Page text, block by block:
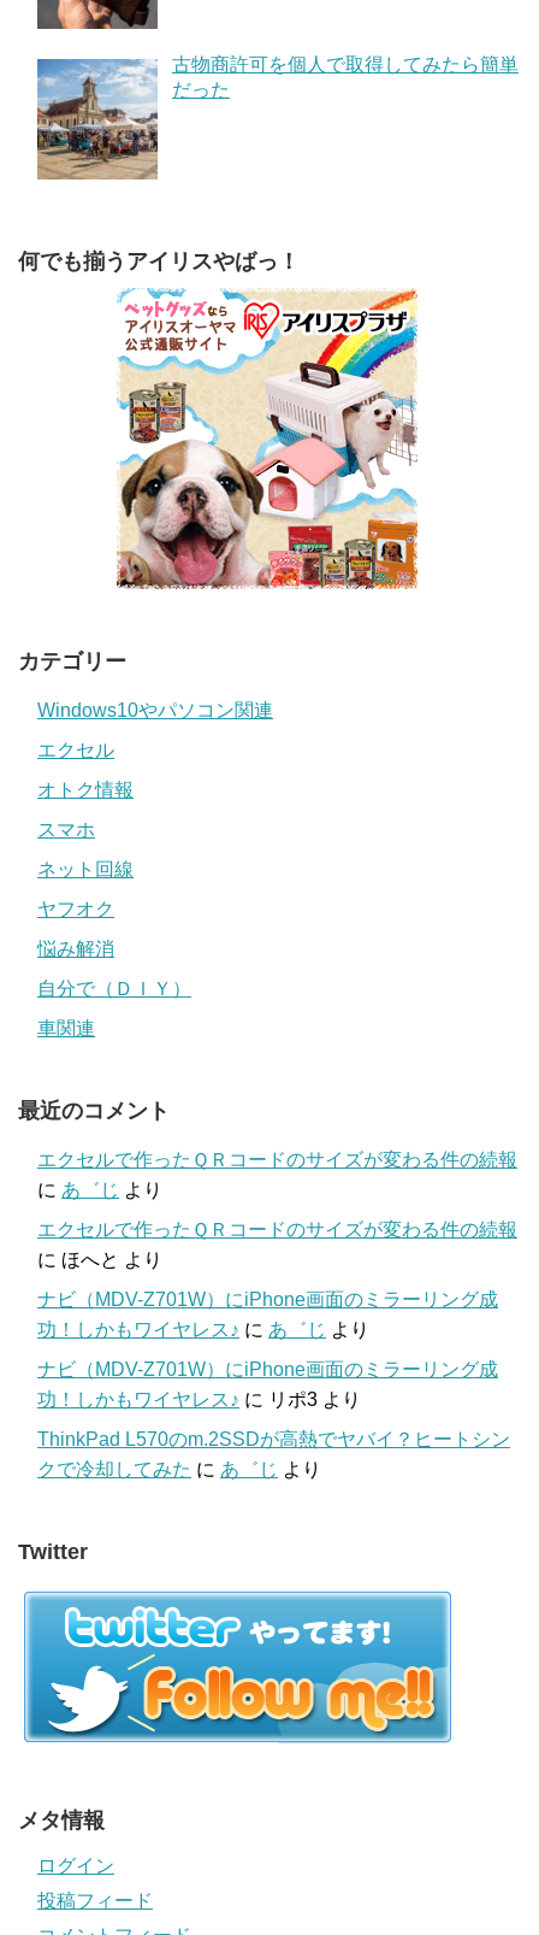
古物商許可を個人で取得してみたら簡単
だった
何でも揃うアイリスやばっ！
カテゴリー
Windows10やパソコン関連
エクセル
オトク情報
スマホ
ネット回線
ヤフオク
悩み解消
自分で（ＤＩＹ）
車関連
最近のコメント
エクセルで作ったＱＲコードのサイズが変わる件の続報
に あ゛じ より
エクセルで作ったＱＲコードのサイズが変わる件の続報
に ほへと より
ナビ（MDV-Z701W）にiPhone画面のミラーリング成
功！しかもワイヤレス♪ に あ゛じ より
ナビ（MDV-Z701W）にiPhone画面のミラーリング成
功！しかもワイヤレス♪ に リポ3 より
ThinkPad L570のm.2SSDが高熱でヤバイ？ヒートシン
クで冷却してみた に あ゛じ より
Twitter
メタ情報
ログイン
投稿フィード